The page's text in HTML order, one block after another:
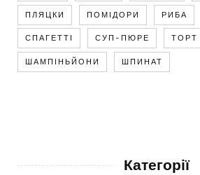
ПЛЯЦКИ ПОМІДОРИ РИБА
СПАГЕТТІ СУП-ПЮРЕ ТОРТ
ШАМПІНЬЙОНИ ШПИНАТ
Категорії